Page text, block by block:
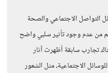
التواصل الاجتماعي والصحة
من عدم وجود تأثير سلبي واضح
تجارب سابقة أظهرت آثار
الاجتماعية، مثل الشعور